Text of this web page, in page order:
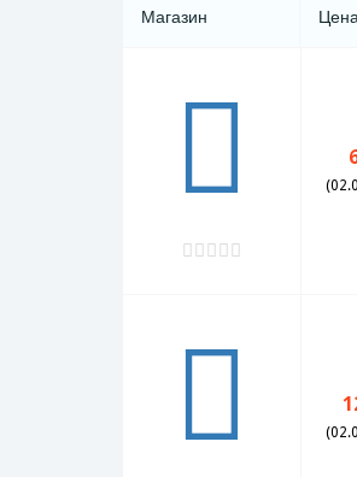
Магазин Цена